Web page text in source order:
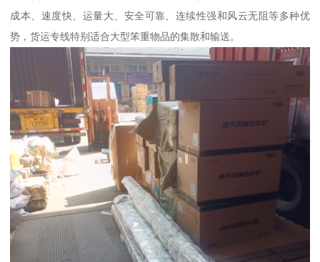
成本、速度快、运量大、安全可靠、连续性强和风云无阻等多种优
势，货运专线特别适合大型笨重物品的集散和输送。